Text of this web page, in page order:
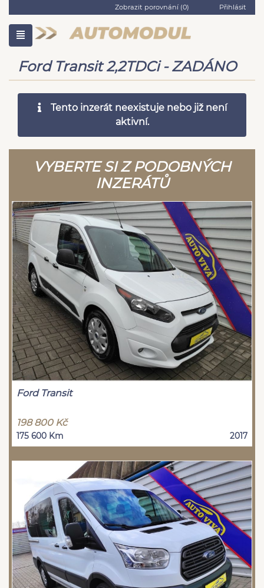
Zobrazit porovnání (0) Přihlásit
Ford Transit 2,2TDCi - ZADÁNO
Tento inzerát neexistuje nebo již není
aktivní.
VYBERTE SI Z PODOBNÝCH
INZERÁTŮ
Ford Transit
198 800 Kč
175 600 Km 2017